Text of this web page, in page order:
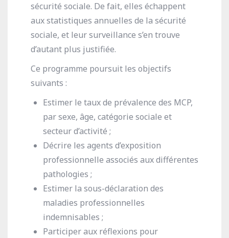
sécurité sociale. De fait, elles échappent
aux statistiques annuelles de la sécurité
sociale, et leur surveillance s’en trouve
d’autant plus justifiée.
Ce programme poursuit les objectifs
suivants :
Estimer le taux de prévalence des MCP,
par sexe, âge, catégorie sociale et
secteur d’activité ;
Décrire les agents d’exposition
professionnelle associés aux différentes
pathologies ;
Estimer la sous-déclaration des
maladies professionnelles
indemnisables ;
Participer aux réflexions pour